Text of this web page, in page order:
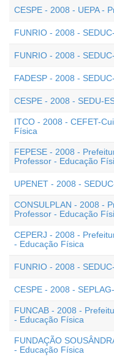
CESPE - 2008 - UEPA -
FUNRIO - 2008 -
FUNRIO - 2008 -
FADESP - 2008 -
CESPE - 2008 - SEDU-
ITCO - 2008 - CEFET-
Física
FEPESE - 2008 -
Professor - Educação
UPENET - 2008 -
CONSULPLAN - 2008 -
Professor - Educação
CEPERJ - 2008 -
- Educação Física
FUNRIO - 2008 -
CESPE - 2008 -
FUNCAB - 2008 -
- Educação Física
FUNDAÇÃO
- Educação Física